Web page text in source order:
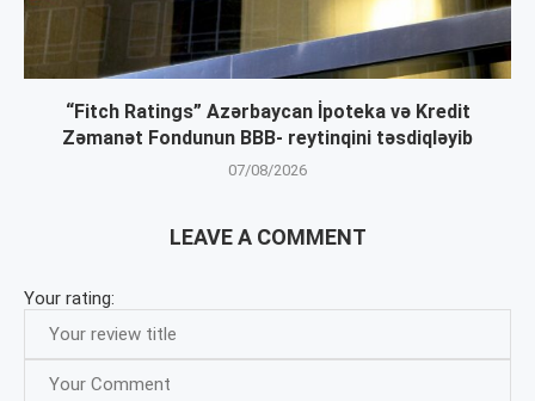
“Fitch Ratings” Azərbaycan İpoteka və Kredit
Zəmanət Fondunun BBB- reytinqini təsdiqləyib
07/08/2026
LEAVE A COMMENT
Your rating: